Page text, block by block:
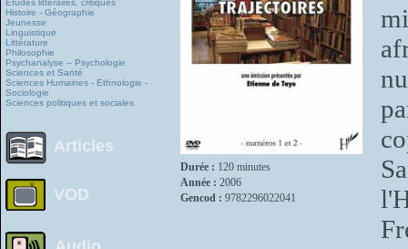
Histoire - Géographie
Jeunesse
Linguistique
Littérature
Philosophie
Psychanalyse – Psychologie
Sciences et Santé
Sciences Humaines - Ethnologie -
Sociologie
Sciences politiques et sociales
Articles
VOD
Durée : 120 minutes
Année : 2006
Gencod : 9782296022041